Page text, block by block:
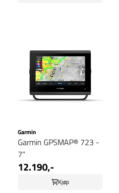
Garmin
Garmin GPSMAP® 723 -
7"
12.190,-
Kjøp